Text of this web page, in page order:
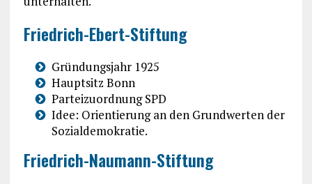
Friedrich-Ebert-Stiftung
Gründungsjahr 1925
Hauptsitz Bonn
Parteizuordnung SPD
Idee: Orientierung an den Grundwerten der
Sozialdemokratie.
Friedrich-Naumann-Stiftung